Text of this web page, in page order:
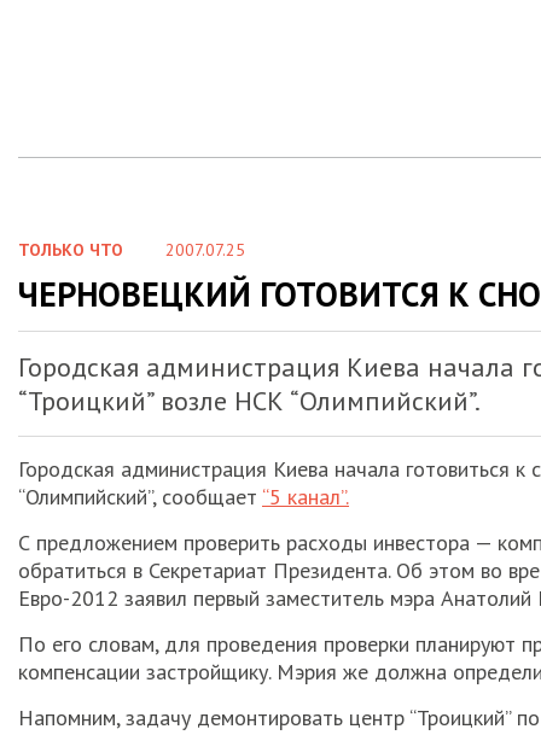
ТОЛЬКО ЧТО 2007.07.25
ЧЕРНОВЕЦКИЙ ГОТОВИТСЯ К
Городская администрация Киева начала
“Троицкий” возле НСК “Олимпийский”.
Городская администрация Киева начала готовиться к
“Олимпийский”, сообщает “5 канал”.
С предложением проверить расходы инвестора —
обратиться в Секретариат Президента. Об этом во
Евро-2012 заявил первый заместитель мэра Анатолий
По его словам, для проведения проверки планируют
компенсации застройщику. Мэрия же должна
Напомним, задачу демонтировать центр “Троицкий”